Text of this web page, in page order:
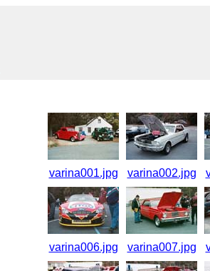
varina001.jpg varina002.jpg
varina006.jpg varina007.jpg